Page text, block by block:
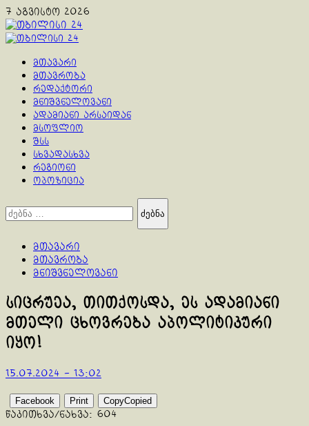
Skip
to
content
7 აგვისტო 2026
Primary
მთავარი
მთავრობა
რედაქტორი
მნიშვნელოვანი
ადამიანი არსაიდან
მსოფლიო
შსს
სხვადასხვა
რეგიონი
ოპოზიცია
ძებნა:
მთავარი
მთავრობა
მნიშვნელოვანი
სიცრუეა, თითქოსდა, ეს ადამიანი
მთელი ცხოვრება აპოლიტიკური
იყო!
15.07.2024 - 13:02
Facebook Print CopyCopied
წაკითხვა/ნახვა: 604